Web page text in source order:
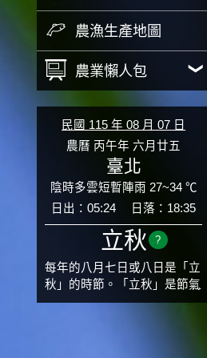
農漁生產地圖
農業懶人包
民國 115 年 08 月 07 日
農曆 丙午年 六月廿五
臺北
陰時多雲短暫陣雨 27~34 ℃
日出：05:24
日落：18:35
立秋 ?
每年的八月七日或八日是「立
秋」的時節。「立秋」是節氣
邁入秋涼的先聲，表示酷熱難